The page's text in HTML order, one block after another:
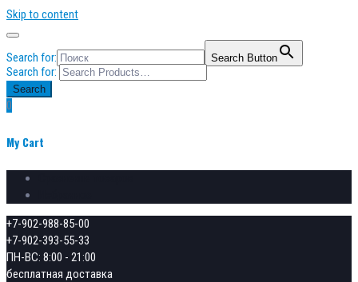
Skip to content
Search for: Search Button
Search for:
Search
0
My Cart
+7-902-988-85-00
+7-902-393-55-33
ПН-ВС: 8:00 - 21:00
бесплатная доставка